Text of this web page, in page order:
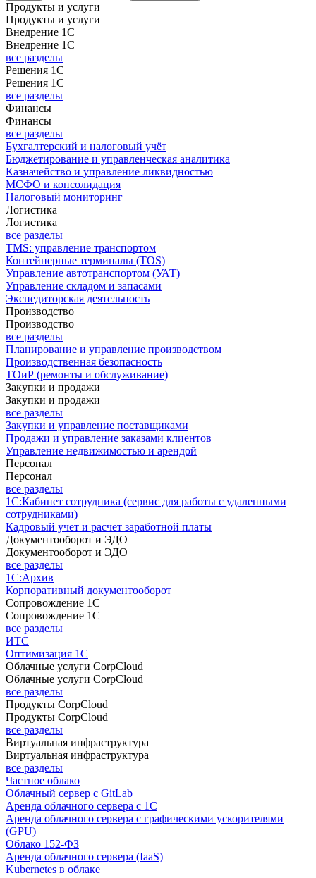
Продукты и услуги
Продукты и услуги
Внедрение 1С
Внедрение 1С
все разделы
Решения 1С
Решения 1С
все разделы
Финансы
Финансы
все разделы
Бухгалтерский и налоговый учёт
Бюджетирование и управленческая аналитика
Казначейство и управление ликвидностью
МСФО и консолидация
Налоговый мониторинг
Логистика
Логистика
все разделы
TMS: управление транспортом
Контейнерные терминалы (TOS)
Управление автотранспортом (УАТ)
Управление складом и запасами
Экспедиторская деятельность
Производство
Производство
все разделы
Планирование и управление производством
Производственная безопасность
ТОиР (ремонты и обслуживание)
Закупки и продажи
Закупки и продажи
все разделы
Закупки и управление поставщиками
Продажи и управление заказами клиентов
Управление недвижимостью и арендой
Персонал
Персонал
все разделы
1С:Кабинет сотрудника (сервис для работы с удаленными
сотрудниками)
Кадровый учет и расчет заработной платы
Документооборот и ЭДО
Документооборот и ЭДО
все разделы
1С:Архив
Корпоративный документооборот
Сопровождение 1С
Сопровождение 1С
все разделы
ИТС
Оптимизация 1С
Облачные услуги CorpCloud
Облачные услуги CorpCloud
все разделы
Продукты CorpCloud
Продукты CorpCloud
все разделы
Виртуальная инфраструктура
Виртуальная инфраструктура
все разделы
Частное облако
Облачный сервер с GitLab
Аренда облачного сервера с 1С
Аренда облачного сервера с графическими ускорителями
(GPU)
Облако 152-ФЗ
Аренда облачного сервера (IaaS)
Kubernetes в облаке